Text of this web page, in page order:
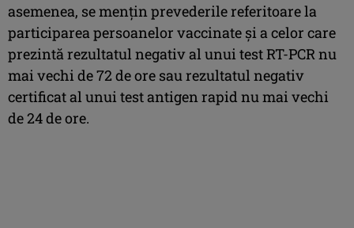
asemenea, se menţin prevederile referitoare la
participarea persoanelor vaccinate şi a celor care
prezintă rezultatul negativ al unui test RT-PCR nu
mai vechi de 72 de ore sau rezultatul negativ
certificat al unui test antigen rapid nu mai vechi
de 24 de ore.